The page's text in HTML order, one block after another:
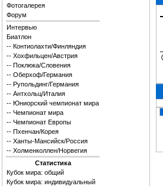
Фотогалерея
Форум
Интервью
Биатлон
-- Контиолахти/Финляндия
-- Хохфильцен/Австрия
-- Поклюка/Словения
-- Оберхоф/Германия
-- Рупольдинг/Германия
-- Антхольц/Италия
-- Юниорский чемпионат мира
-- Чемпионат мира
-- Чемпионат Европы
-- Пхенчан/Корея
-- Ханты-Мансийск/Россия
-- Холменколлен/Норвегия
Статистика
Кубок мира: общий
Кубок мира: индивидуальный